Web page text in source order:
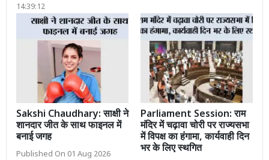
14:39:12
Sakshi Chaudhary: साक्षी ने
शानदार जीत के साथ फाइनल में
बनाई जगह
Published On 01 Aug 2026
Parliament Session: राम
मंदिर में चढ़ावा चोरी पर राज्यसभा
में विपक्ष का हंगामा, कार्यवाही दिन
भर के लिए स्थगित